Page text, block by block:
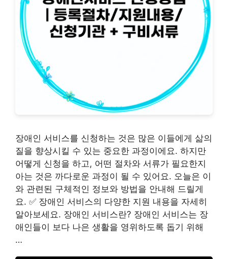
장애인 서비스를 신청하는 것은 많은 이들에게 삶의
질을 향상시킬 수 있는 중요한 과정이에요. 하지만
어떻게 신청을 하고, 어떤 절차와 서류가 필요한지
아는 것은 까다로운 과정이 될 수 있어요. 오늘은 이
와 관련된 구체적인 정보와 방법을 안내해 드릴게
요. ✅ 장애인 서비스의 다양한 지원 내용을 자세히
알아보세요. 장애인 서비스란? 장애인 서비스는 장
애인들이 보다 나은 생활을 영위하도록 돕기 위해
…